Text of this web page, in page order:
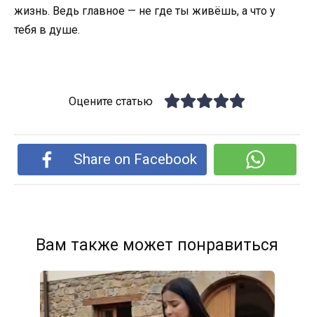
жизнь. Ведь главное — не где ты живёшь, а что у
тебя в душе.
Оцените статью
Share on Facebook
Вам также может понравиться